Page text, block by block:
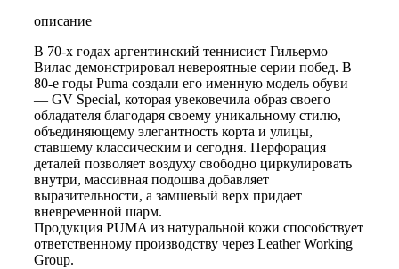
описание
В 70-х годах аргентинский теннисист Гильермо
Вилас демонстрировал невероятные серии побед. В
80-е годы Puma создали его именную модель обуви
— GV Special, которая увековечила образ своего
обладателя благодаря своему уникальному стилю,
объединяющему элегантность корта и улицы,
ставшему классическим и сегодня. Перфорация
деталей позволяет воздуху свободно циркулировать
внутри, массивная подошва добавляет
выразительности, а замшевый верх придает
вневременной шарм.
Продукция PUMA из натуральной кожи способствует
ответственному производству через Leather Working
Group.